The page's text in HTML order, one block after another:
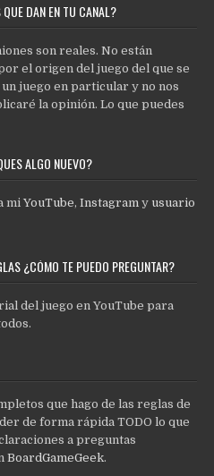
DAN EN TU CANAL?
son reales. No están
el origen del juego del que se
juego en particular y no nos
la opinión. Lo que puedes
ALGO NUEVO?
miYouTube,Instagram y usuario
¿CÓMO TE PUEDO PREGUNTAR?
del juego en YouTube para
que hago de las reglas de
de forma rápida TODO lo que
a preguntas
BoardGameGeek.